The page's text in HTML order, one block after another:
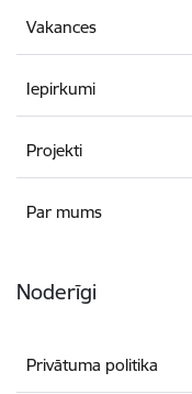
Vakances
Iepirkumi
Projekti
Par mums
Noderīgi
Privātuma politika